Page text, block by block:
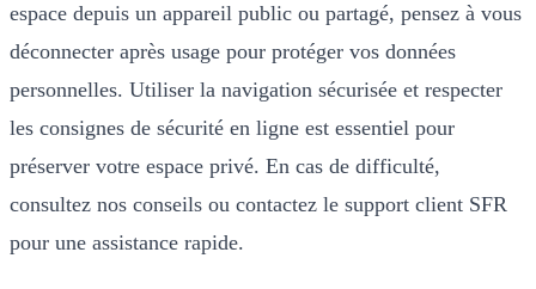
espace depuis un appareil public ou partagé, pensez à vous
déconnecter après usage pour protéger vos données
personnelles. Utiliser la navigation sécurisée et respecter
les consignes de sécurité en ligne est essentiel pour
préserver votre espace privé. En cas de difficulté,
consultez nos conseils ou contactez le support client SFR
pour une assistance rapide.